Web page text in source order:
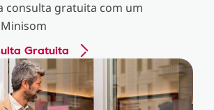
consulta gratuita com um
Gratuita